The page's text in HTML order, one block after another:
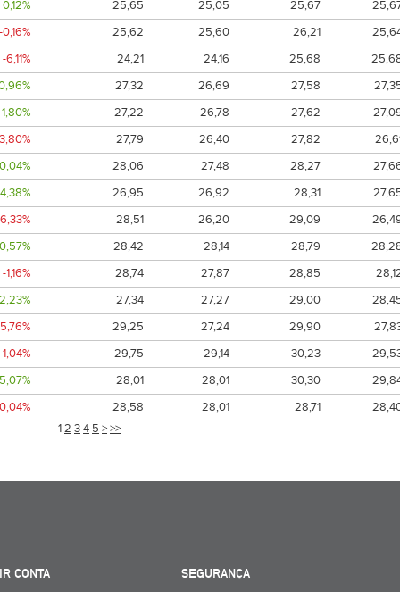
12 34 5 >>>
0,12%
25,65 25,05 25,67
-0,16%
25,62 25,60 26,21
-6,11%
24,21 24,16 25,68
27,32 26,69 27,58
1,80%
27,22 26,78 27,62
27,79 26,40 27,82
0,04%
28,06 27,48 28,27
4,38%
26,95 26,92 28,31
28,51 26,20 29,09
0,57%
28,42 28,14 28,79
-1,16%
28,74 27,87 28,85
2,23%
27,34 27,27 29,00
29,25 27,24 29,90
-1,04%
29,75 29,14 30,23
5,07%
28,01 28,01 30,30
28,58 28,01 28,71
CONTA SEGURANÇA